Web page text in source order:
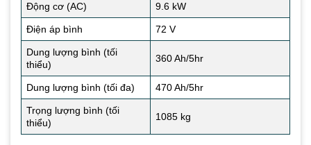
Động cơ (AC) 9.6 kW
Điện áp bình 72 V
Dung lượng bình (tối
thiểu)
360 Ah/5hr
Dung lượng bình (tối đa) 470 Ah/5hr
Trọng lượng bình (tối
thiểu)
1085 kg